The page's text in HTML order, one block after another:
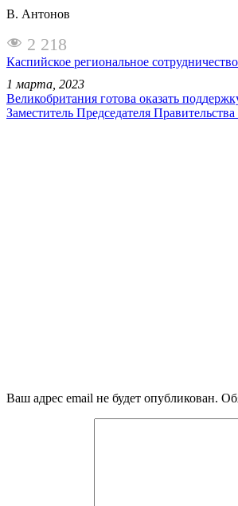
В. Антонов
2 218
Каспийское региональное сотрудничество
1 марта, 2023
Великобритания готова оказать
Заместитель Председателя
Ваш адрес email не будет опубликован.